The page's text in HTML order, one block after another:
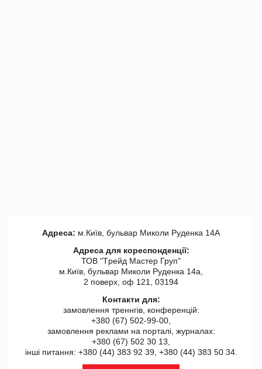
Адреса: м.Київ, бульвар Миколи Руденка 14А
Адреса для кореспонденції:
ТОВ "Tрейд Мастер Груп"
м.Київ, бульвар Миколи Руденка 14а,
2 поверх, оф 121, 03194
Контакти для:
замовлення треннгів, конференцій:
+380 (67) 502-99-00,
замовлення реклами на порталі, журналах:
+380 (67) 502 30 13,
інші питання: +380 (44) 383 92 39, +380 (44) 383 50 34.